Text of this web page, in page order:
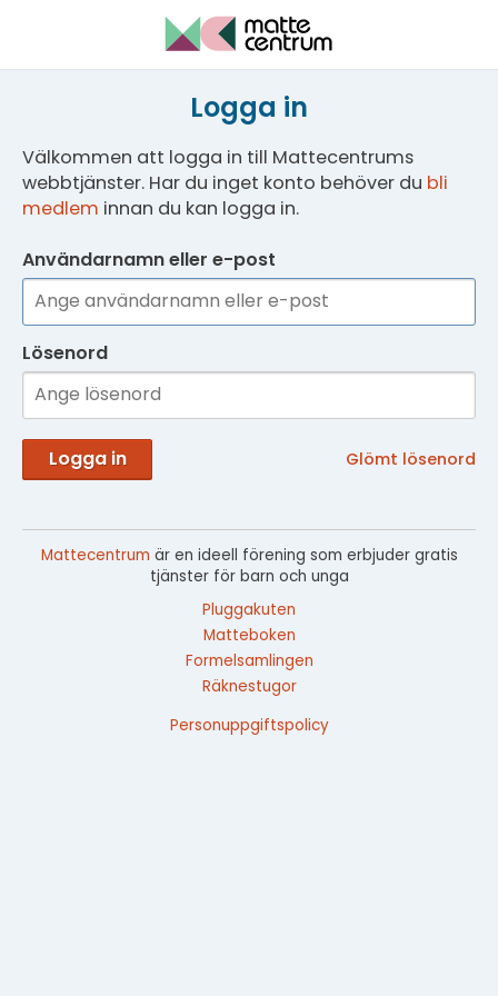
Logga in
Välkommen att logga in till Mattecentrums
webbtjänster. Har du inget konto behöver du bli
medlem innan du kan logga in.
Användarnamn eller e-post
Lösenord
Logga in Glömt lösenord
Mattecentrum är en ideell förening som erbjuder gratis
tjänster för barn och unga
Pluggakuten
Matteboken
Formelsamlingen
Räknestugor
Personuppgiftspolicy